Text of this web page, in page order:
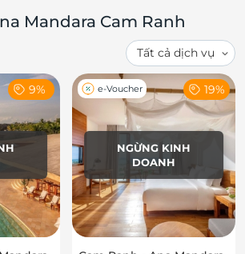
Mandara Cam Ranh
9%
NGỪNG KINH
DOANH
e-Voucher 19%